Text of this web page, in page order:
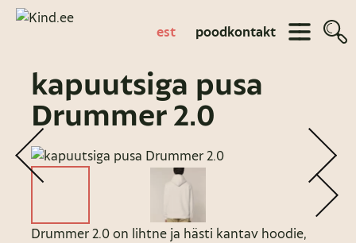
est poodkontakt
kapuutsiga pusa
Drummer 2.0
Drummer 2.0 on lihtne ja hästi kantav hoodie,